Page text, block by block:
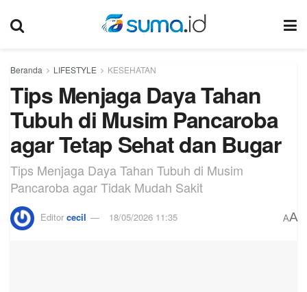
Beranda LIFESTYLE KESEHATAN
Tips Menjaga Daya Tahan
Tubuh di Musim Pancaroba
agar Tetap Sehat dan Bugar
Tips Menjaga Daya Tahan Tubuh di Musim
Pancaroba agar Tidak Mudah Sakit
Editor cecil 18/05/2026 11:35 AA